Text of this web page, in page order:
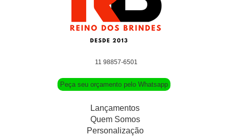
11 98857-6501
Peça seu orçamento pelo Whatsapp
Lançamentos
Quem Somos
Personalização